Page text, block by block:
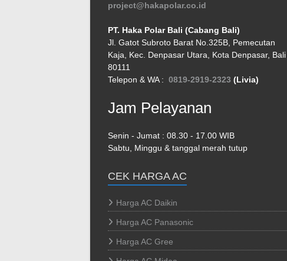
project@hakapolar.co.id
PT. Haka Polar Bali (Cabang Bali)
Jl. Gatot Subroto Barat No.325B, Pemecutan
Kaja, Kec. Denpasar Utara, Kota Denpasar, Bali
80111
Telepon & WA : 0819-2919-2323 (Livia)
Jam Pelayanan
Senin - Jumat : 08.30 - 17.00 WIB
Sabtu, Minggu & tanggal merah tutup
CEK HARGA AC
Harga AC Daikin
Harga AC Panasonic
Harga AC Gree